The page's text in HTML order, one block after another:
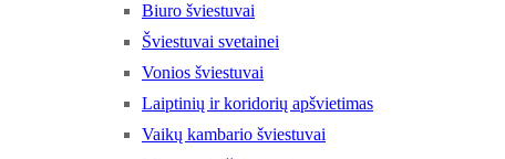
Biuro šviestuvai
Šviestuvai svetainei
Vonios šviestuvai
Laiptinių ir koridorių apšvietimas
Vaikų kambario šviestuvai